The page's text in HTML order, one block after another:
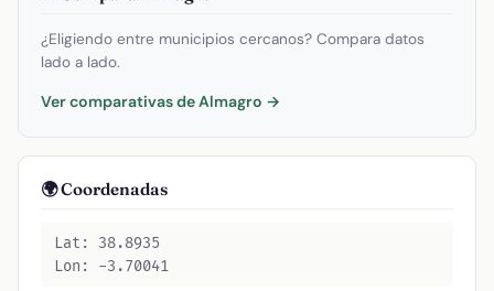
¿Eligiendo entre municipios cercanos? Compara datos
lado a lado.
Ver comparativas de Almagro →
🌍 Coordenadas
Lat: 38.8935
Lon: -3.70041